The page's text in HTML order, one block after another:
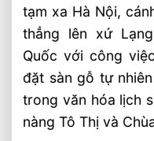
tạm xa Hà Nội,
thẳng lên xứ
Quốc với công
đặt sàn gỗ tự
trong văn hóa lịch
nàng Tô Thị và